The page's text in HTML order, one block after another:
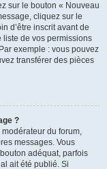
sur le bouton « Nouveau
cliquez sur le
d’être inscrit avant de
liste de vos permissions
exemple : vous pouvez
transférer des pièces
?
du forum,
messages. Vous
adéquat, parfois
ait été publié. Si